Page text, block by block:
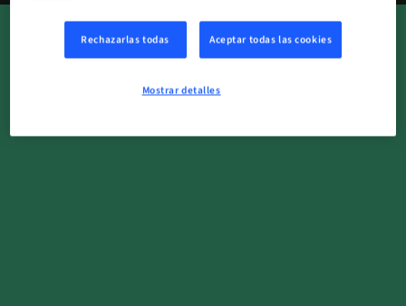
Rechazarlas todas Aceptar todas las cookies
Mostrar detalles